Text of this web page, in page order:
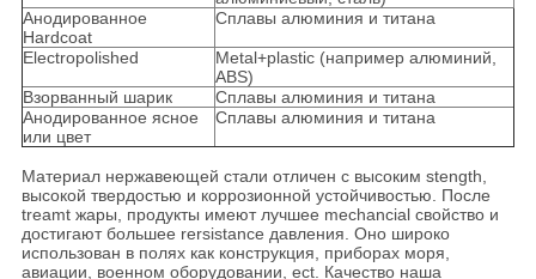
Анодированное
Hardcoat
Сплавы алюминия и титана
Electropolished
Metal+plastic (например алюминий,
ABS)
Взорванный шарик
Сплавы алюминия и титана
Анодированное ясное
или цвет
Сплавы алюминия и титана
Материал нержавеющей стали отличен с высоким stength,
высокой твердостью и коррозионной устойчивостью. После
treamt жары, продукты имеют лучшее mechancial свойство и
достигают большее rersistance давления. Оно широко
использован в полях как конструкция, приборах моря,
авиации, военном оборудовании, ect. Качество наша